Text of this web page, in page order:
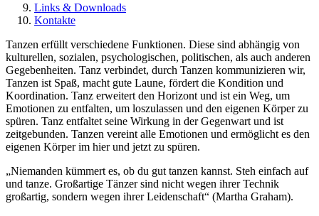
Links & Downloads
Kontakte
Tanzen erfüllt verschiedene Funktionen. Diese sind abhängig von
kulturellen, sozialen, psychologischen, politischen, als auch anderen
Gegebenheiten. Tanz verbindet, durch Tanzen kommunizieren wir,
Tanzen ist Spaß, macht gute Laune, fördert die Kondition und
Koordination. Tanz erweitert den Horizont und ist ein Weg, um
Emotionen zu entfalten, um loszulassen und den eigenen Körper zu
spüren. Tanz entfaltet seine Wirkung in der Gegenwart und ist
zeitgebunden. Tanzen vereint alle Emotionen und ermöglicht es den
eigenen Körper im hier und jetzt zu spüren.
„Niemanden kümmert es, ob du gut tanzen kannst. Steh einfach auf
und tanze. Großartige Tänzer sind nicht wegen ihrer Technik
großartig, sondern wegen ihrer Leidenschaft“ (Martha Graham).